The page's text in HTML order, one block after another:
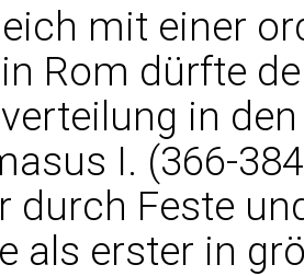
mit einer
Rom dürfte
in
I. (366-
durch Feste
als erster in